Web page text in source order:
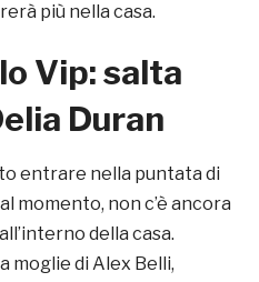
più nella casa.
Vip: salta
Duran
entrare nella puntata di
momento, non c’è ancora
della casa.
moglie di Alex Belli,